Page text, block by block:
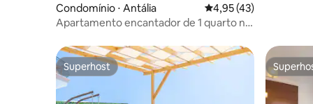
Condomínio ⋅ Antália 4,95 de uma avaliação
4,95 (43)
Apartamento encantador de 1 quarto no
Superhost
Superhost